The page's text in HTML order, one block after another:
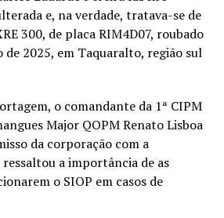
e, na verdade, tratava-se de
300, de placa RIM4D07, roubado
de 2025, em Taquaralto, região sul
o comandante da 1ª CIPM
Major QOPM Renato Lisboa
da corporação com a
a importância de as
o SIOP em casos de